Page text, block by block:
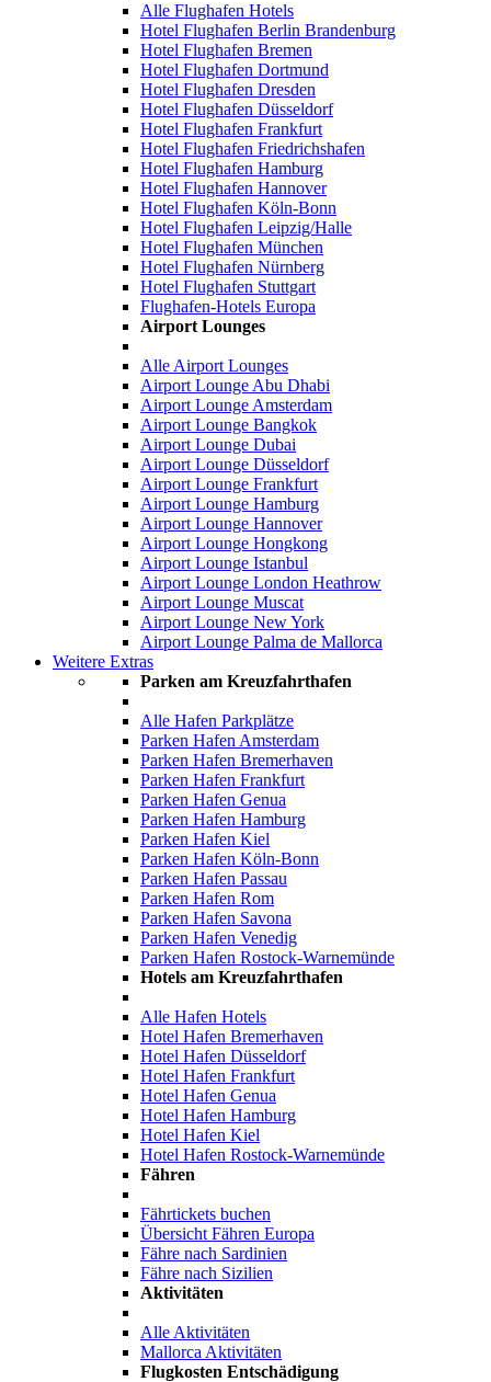
Alle Flughafen Hotels
Hotel Flughafen Berlin Brandenburg
Hotel Flughafen Bremen
Hotel Flughafen Dortmund
Hotel Flughafen Dresden
Hotel Flughafen Düsseldorf
Hotel Flughafen Frankfurt
Hotel Flughafen Friedrichshafen
Hotel Flughafen Hamburg
Hotel Flughafen Hannover
Hotel Flughafen Köln-Bonn
Hotel Flughafen Leipzig/Halle
Hotel Flughafen München
Hotel Flughafen Nürnberg
Hotel Flughafen Stuttgart
Flughafen-Hotels Europa
Airport Lounges
Alle Airport Lounges
Airport Lounge Abu Dhabi
Airport Lounge Amsterdam
Airport Lounge Bangkok
Airport Lounge Dubai
Airport Lounge Düsseldorf
Airport Lounge Frankfurt
Airport Lounge Hamburg
Airport Lounge Hannover
Airport Lounge Hongkong
Airport Lounge Istanbul
Airport Lounge London Heathrow
Airport Lounge Muscat
Airport Lounge New York
Airport Lounge Palma de Mallorca
Weitere Extras
Parken am Kreuzfahrthafen
Alle Hafen Parkplätze
Parken Hafen Amsterdam
Parken Hafen Bremerhaven
Parken Hafen Frankfurt
Parken Hafen Genua
Parken Hafen Hamburg
Parken Hafen Kiel
Parken Hafen Köln-Bonn
Parken Hafen Passau
Parken Hafen Rom
Parken Hafen Savona
Parken Hafen Venedig
Parken Hafen Rostock-Warnemünde
Hotels am Kreuzfahrthafen
Alle Hafen Hotels
Hotel Hafen Bremerhaven
Hotel Hafen Düsseldorf
Hotel Hafen Frankfurt
Hotel Hafen Genua
Hotel Hafen Hamburg
Hotel Hafen Kiel
Hotel Hafen Rostock-Warnemünde
Fähren
Fährtickets buchen
Übersicht Fähren Europa
Fähre nach Sardinien
Fähre nach Sizilien
Aktivitäten
Alle Aktivitäten
Mallorca Aktivitäten
Flugkosten Entschädigung